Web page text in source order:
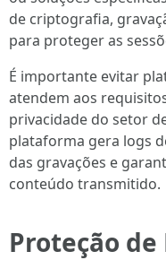
de criptografia,
para proteger as
É importante evitar
atendem aos
privacidade do setor
plataforma gera logs
das gravações e
conteúdo transmitido.
Proteção de